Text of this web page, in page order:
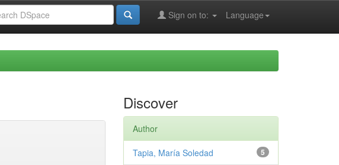
Language
Sign on to:
Discover
Author
5
Tapia, María Soledad